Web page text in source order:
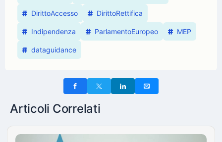
DirittoAccesso DirittoRettifica
Indipendenza ParlamentoEuropeo MEP
dataguidance
Articoli Correlati